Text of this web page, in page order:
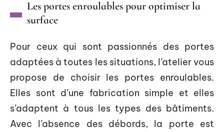
Les portes enroulables pour optimiser la
surface
Pour ceux qui sont passionnés des portes
adaptées à toutes les situations, l’atelier vous
propose de choisir les portes enroulables.
Elles sont d’une fabrication simple et elles
s’adaptent à tous les types des bâtiments.
Avec l’absence des débords, la porte est